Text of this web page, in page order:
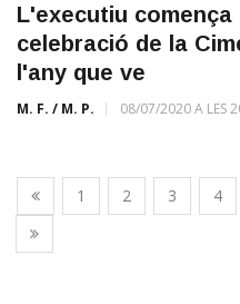
L'executiu
celebració de la
l'any que ve
M. F. / M. P. 08/07/2020 A LES
1 2 3 4